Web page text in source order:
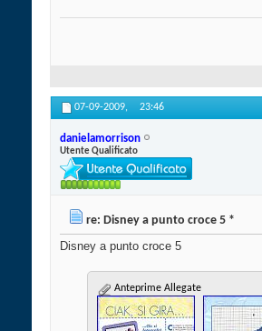
07-09-2009, 23:46
danielamorrison
Utente Qualificato
re: Disney a punto croce 5 *
Disney a punto croce 5
Anteprime Allegate